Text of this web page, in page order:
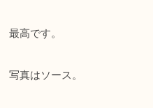
最高です。
写真はソース。